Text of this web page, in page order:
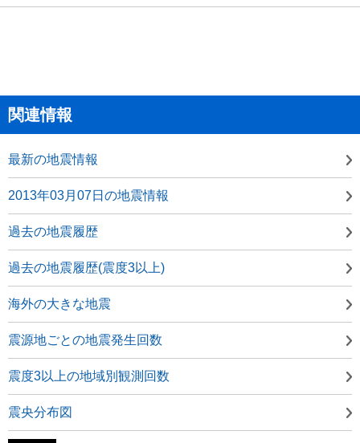
関連情報
最新の地震情報
2013年03月07日の地震情報
過去の地震履歴
過去の地震履歴(震度3以上)
海外の大きな地震
震源地ごとの地震発生回数
震度3以上の地域別観測回数
震央分布図